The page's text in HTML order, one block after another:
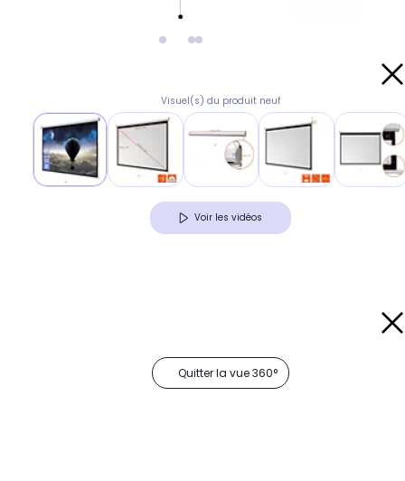
Visuel(s) du produit neuf
Voir les vidéos
Quitter la vue 360°